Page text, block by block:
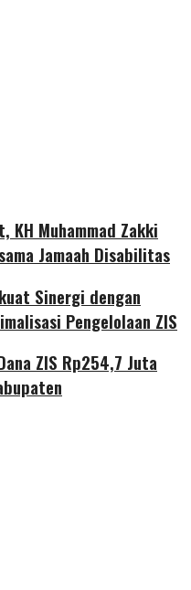
KH Muhammad Zakki
Jamaah Disabilitas
Sinergi dengan
Pengelolaan ZIS
ZIS Rp254,7 Juta